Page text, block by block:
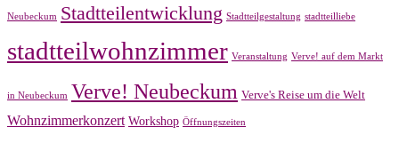
Neubeckum Stadtteilentwicklung Stadtteilgestaltung stadtteilliebe
stadtteilwohnzimmer Veranstaltung Verve! auf dem Markt
in Neubeckum Verve! Neubeckum Verve's Reise um die Welt
Wohnzimmerkonzert Workshop Öffnungszeiten